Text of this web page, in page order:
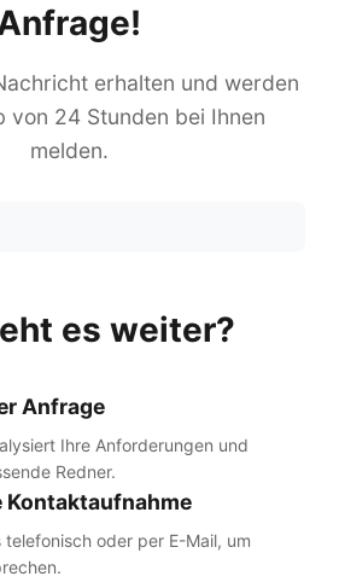
erhalten und werden
von 24 Stunden bei Ihnen
melden.
es weiter?
Anfrage
Ihre Anforderungen und
Redner.
Kontaktaufnahme
telefonisch oder per E-Mail, um